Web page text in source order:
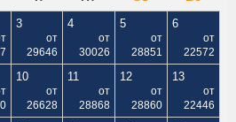
3
от
29646
4
от
30026
5
от
28851
6
от
22572
10
от
26628
11
от
28868
12
от
28860
13
от
22446